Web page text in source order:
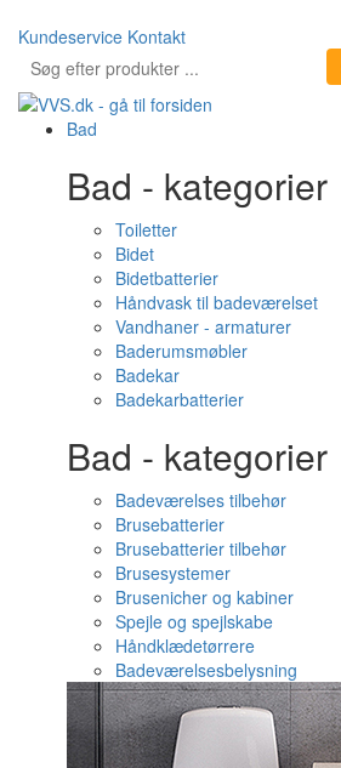
Kundeservice Kontakt
Bad
Bad - kategorier
Toiletter
Bidet
Bidetbatterier
Håndvask til badeværelset
Vandhaner - armaturer
Baderumsmøbler
Badekar
Badekarbatterier
Bad - kategorier
Badeværelses tilbehør
Brusebatterier
Brusebatterier tilbehør
Brusesystemer
Brusenicher og kabiner
Spejle og spejlskabe
Håndklædetørrere
Badeværelsesbelysning